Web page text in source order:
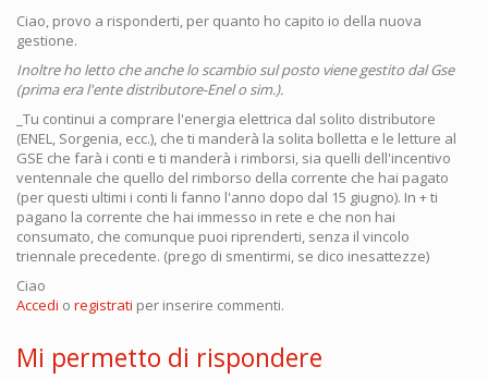
Ciao, provo a risponderti, per quanto ho capito io della nuova
gestione.
Inoltre ho letto che anche lo scambio sul posto viene gestito dal Gse
(prima era l'ente distributore-Enel o sim.).
_Tu continui a comprare l'energia elettrica dal solito distributore
(ENEL, Sorgenia, ecc.), che ti manderà la solita bolletta e le letture al
GSE che farà i conti e ti manderà i rimborsi, sia quelli dell'incentivo
ventennale che quello del rimborso della corrente che hai pagato
(per questi ultimi i conti li fanno l'anno dopo dal 15 giugno). In + ti
pagano la corrente che hai immesso in rete e che non hai
consumato, che comunque puoi riprenderti, senza il vincolo
triennale precedente. (prego di smentirmi, se dico inesattezze)
Ciao
Accedi o registrati per inserire commenti.
Mi permetto di rispondere